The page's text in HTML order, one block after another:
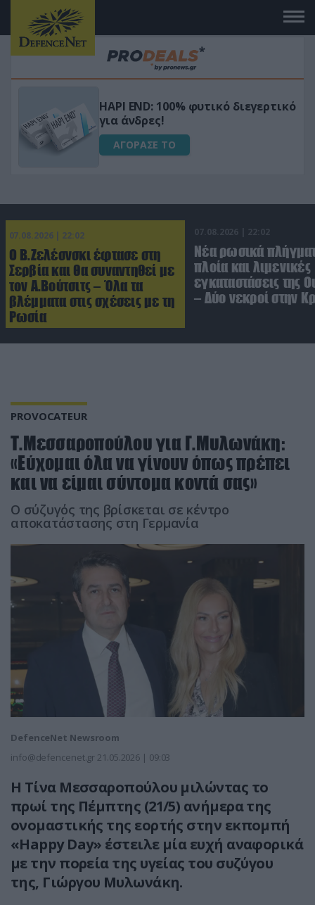
Μεταμόρφωσε τον κήπο σου με το
Ultra Box Μίνι Αλυσοπρίονο με
μπαταρία λιθίου
ΑΓΟΡΑΣΕ ΤΟ
07.08.2026 | 22:02
Ο Β.Ζελέσνσκι έφτασε στη
Σερβία και θα συναντηθεί με
τον Α.Βούτσιτς – Όλα τα
βλέμματα στις σχέσεις με τη
Ρωσία
07.08.2026 | 22:02
Νέα ρωσικά
πλοία και λιμενικές
εγκαταστάσεις της
– Δύο νεκροί στην
PROVOCATEUR
Τ.Μεσσαροπούλου για Γ.Μυλωνάκη:
«Εύχομαι όλα να γίνουν όπως πρέπει
και να είμαι σύντομα κοντά σας»
Ο σύζυγός της βρίσκεται σε κέντρο
αποκατάστασης στη Γερμανία
DefenceNet Newsroom
info@defencenet.gr 21.05.2026 | 09:03
Η Τίνα Μεσσαροπούλου μιλώντας το
πρωί της Πέμπτης (21/5) ανήμερα της
ονομαστικής της εορτής στην εκπομπή
«Happy Day» έστειλε μία ευχή αναφορικά
με την πορεία της υγείας του συζύγου
της, Γιώργου Μυλωνάκη.